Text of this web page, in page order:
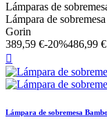
Lámparas de
Lámpara de
Gorin
389,59 €-20%486,99 €

Lámpara de sobremesa